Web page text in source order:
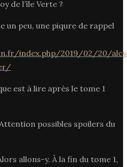
de l’île Verte ?
un peu, une piqure de rappel
index.php/2019/02/20/
est à lire après le tome 1
possibles spoilers du
allons-y. À la fin du tome 1,